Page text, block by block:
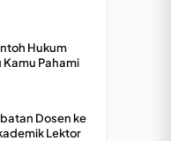
Hukum
Kamu Pahami
Dosen ke
Lektor